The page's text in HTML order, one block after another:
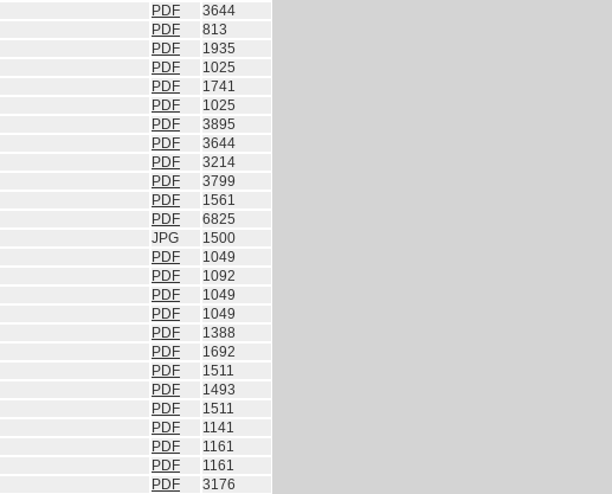
PDF
3644
PDF
813
PDF
1935
PDF
1025
PDF
1741
PDF
1025
PDF
3895
PDF
3644
PDF
3214
PDF
3799
PDF
1561
PDF
6825
JPG
1500
PDF
1049
PDF
1092
PDF
1049
PDF
1049
PDF
1388
PDF
1692
PDF
1511
PDF
1493
PDF
1511
PDF
1141
PDF
1161
PDF
1161
PDF
3176